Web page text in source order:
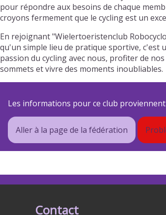
pour répondre aux besoins de chaque
croyons fermement que le cycling est un
En rejoignant "Wielertoeristenclub
qu'un simple lieu de pratique sportive, c'est
passion du cycling avec nous, profiter de
sommets et vivre des moments inoubliables.
Les informations pour ce club
Aller à la page de la fédération
Contact